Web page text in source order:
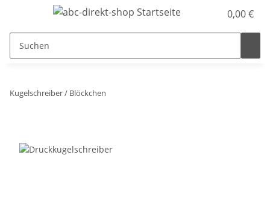
0,00 €
Kugelschreiber / Blöckchen